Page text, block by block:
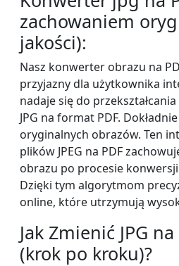
zachowaniem
jakości):
Nasz konwerter obrazu na
przyjazny dla użytkownika
nadaje się do
JPG na format PDF.
oryginalnych obrazów. Ten
plików JPEG na PDF
obrazu po procesie
Dzięki tym algorytmom
online, które utrzymują
Jak Zmienić JPG
(krok po kroku)?